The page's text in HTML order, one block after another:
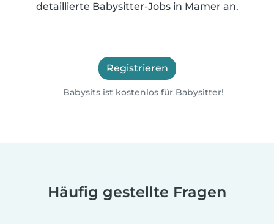
detaillierte Babysitter-Jobs in Mamer an.
Registrieren
Babysits ist kostenlos für Babysitter!
Häufig gestellte Fragen